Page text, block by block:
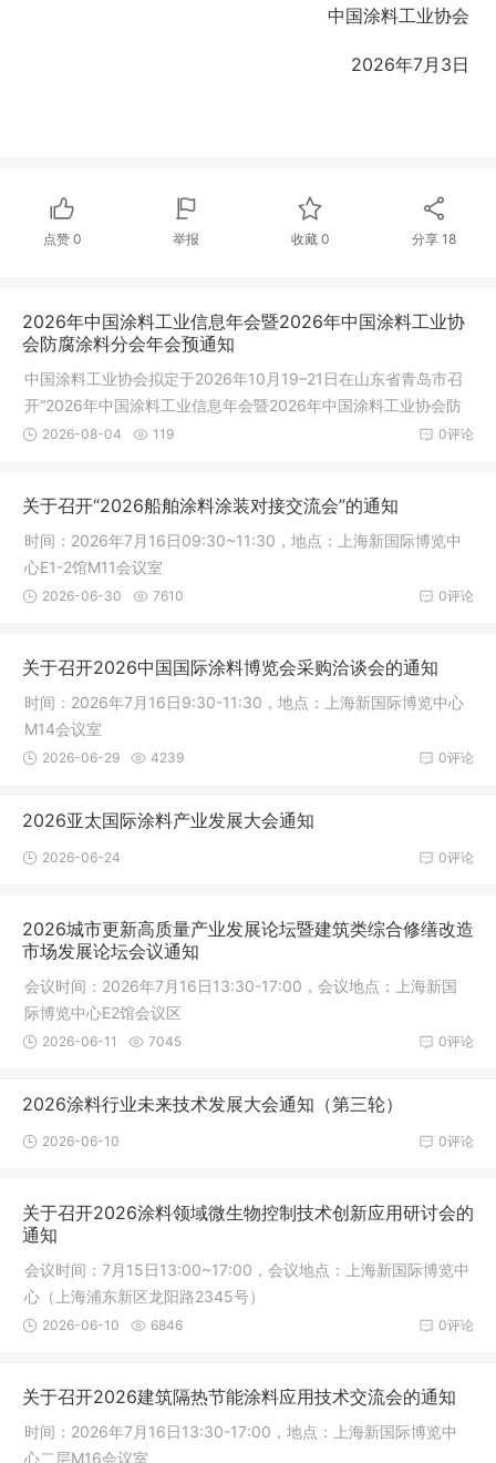
中国涂料工业协会
2026年7月3日
点赞 0 举报 收藏 0 分享 18
2026年中国涂料工业信息年会暨2026年中国涂料工业协
会防腐涂料分会年会预通知
中国涂料工业协会拟定于2026年10月19–21日在山东省青岛市召
开“2026年中国涂料工业信息年会暨2026年中国涂料工业协会防
腐涂料分会年会”，同期举办2026中国涂料工业协会技术专家工作
0评论
2026-08-04 119
关于召开“2026船舶涂料涂装对接交流会”的通知
时间：2026年7月16日09:30~11:30，地点：上海新国际博览中
心E1-2馆M11会议室
0评论
2026-06-30 7610
关于召开2026中国国际涂料博览会采购洽谈会的通知
时间：2026年7月16日9:30-11:30，地点：上海新国际博览中心
M14会议室
0评论
2026-06-29 4239
2026亚太国际涂料产业发展大会通知
0评论
2026-06-24
2026城市更新高质量产业发展论坛暨建筑类综合修缮改造
市场发展论坛会议通知
会议时间：2026年7月16日13:30-17:00，会议地点：上海新国
际博览中心E2馆会议区
0评论
2026-06-11 7045
2026涂料行业未来技术发展大会通知（第三轮）
0评论
2026-06-10
关于召开2026涂料领域微生物控制技术创新应用研讨会的
通知
会议时间：7月15日13:00~17:00，会议地点：上海新国际博览中
心（上海浦东新区龙阳路2345号）
0评论
2026-06-10 6846
关于召开2026建筑隔热节能涂料应用技术交流会的通知
时间：2026年7月16日13:30-17:00，地点：上海新国际博览中
心二层M16会议室